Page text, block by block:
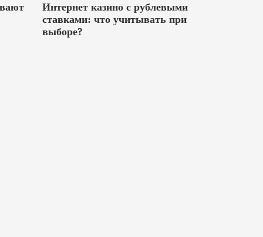
Интернет казино с рублевыми
ставками: что учитывать при
выборе?